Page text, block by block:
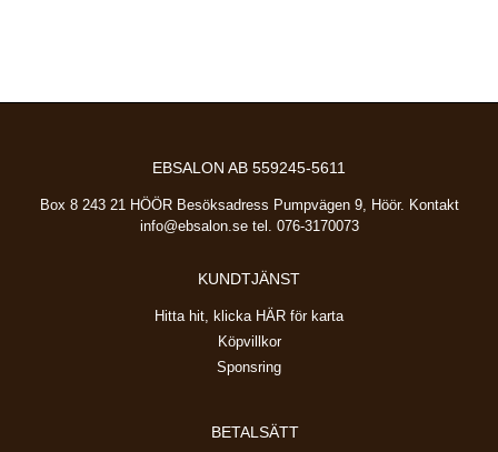
EBSALON AB 559245-5611
Box 8 243 21 HÖÖR Besöksadress Pumpvägen 9, Höör. Kontakt
info@ebsalon.setel. 076-3170073
KUNDTJÄNST
Hitta hit, klicka HÄR för karta
Köpvillkor
Sponsring
BETALSÄTT